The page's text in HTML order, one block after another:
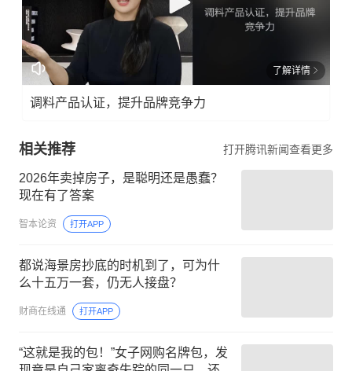
了解详情
调料产品认证，提升品牌竞争力
相关推荐 打开腾讯新闻查看更多
2026年卖掉房子，是聪明还是愚蠢？
现在有了答案
智本论资 打开APP
都说海景房抄底的时机到了，可为什
么十五万一套，仍无人接盘？
财商在线通 打开APP
“这就是我的包！”女子网购名牌包，发